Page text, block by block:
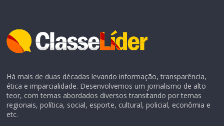
Há mais de duas décadas levando informação, transparência,
ética e imparcialidade. Desenvolvemos um jornalismo de alto
teor, com temas abordados diversos transitando por temas
regionais, política, social, esporte, cultural, policial, econômia e
etc.